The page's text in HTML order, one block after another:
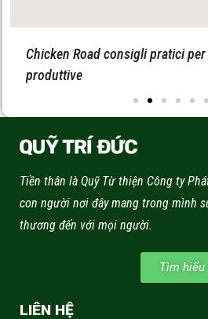
Chicken Road consigli pratici
produttive
Tiền thân là Quỹ Từ thiện Công ty
con người nơi đây mang trong mình
thương đến với mọi người.
Tìm hiểu
LIÊN HỆ